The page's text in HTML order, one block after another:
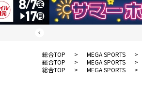
総合TOP > MEGA SPORTS >
総合TOP
> MEGA SPORTS >
総合TOP
> MEGA SPORTS >